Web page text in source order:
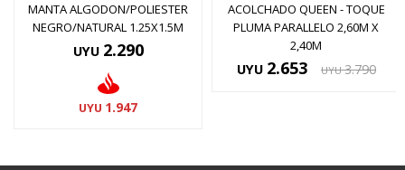
MANTA ALGODON/POLIESTER
NEGRO/NATURAL 1.25X1.5M
UYU 2.290
UYU 1.947
ACOLCHADO QUEEN - TOQUE
PLUMA PARALLELO 2,60M X
2,40M
UYU 2.653 UYU 3.790